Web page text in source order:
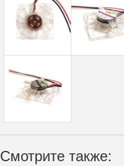
Смотрите также: